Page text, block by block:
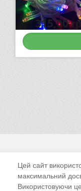
315,00
м. Чернівці, вул.
Цей сайт
максимальний
Використовуючи